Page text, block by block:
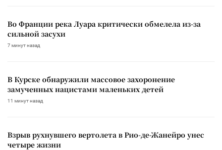
Во Франции река Луара критически обмелела из-за
сильной засухи
7 минут назад
В Курске обнаружили массовое захоронение
замученных нацистами маленьких детей
11 минут назад
Взрыв рухнувшего вертолета в Рио-де-Жанейро унес
четыре жизни